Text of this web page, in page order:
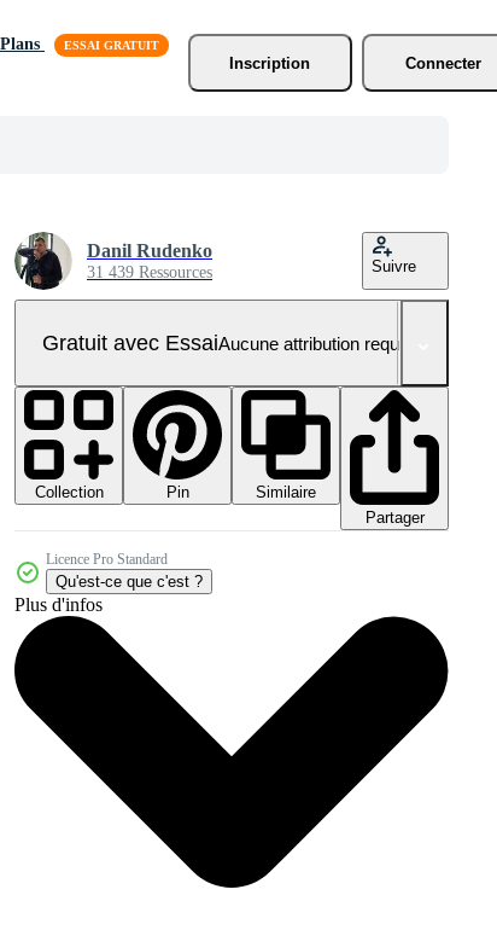
Plans
Inscription
Connecter
Danil Rudenko
31 439 Ressources Suivre
Gratuit avec EssaiAucune attribution requise
Collection Pin
Similaire
Partager
Licence Pro Standard
Qu'est-ce que c'est ?
Plus d'infos